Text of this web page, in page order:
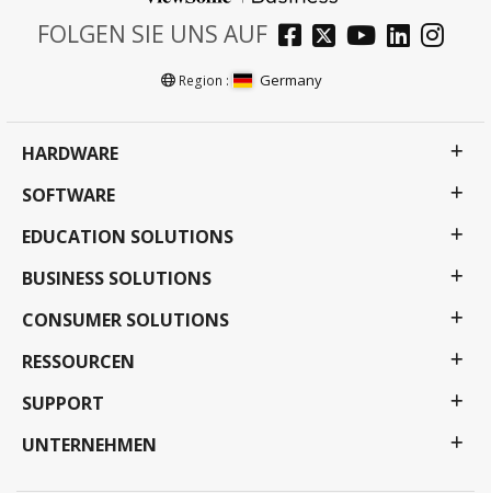
FOLGEN SIE UNS AUF
Region : Germany
HARDWARE
SOFTWARE
EDUCATION SOLUTIONS
BUSINESS SOLUTIONS
CONSUMER SOLUTIONS
RESSOURCEN
SUPPORT
UNTERNEHMEN